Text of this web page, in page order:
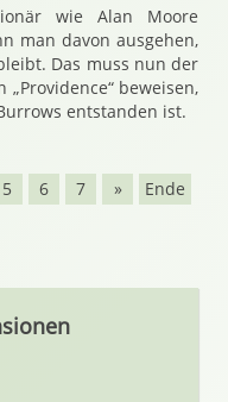
wie Alan Moore
man davon ausgehen,
Das muss nun der
beweisen,
entstanden ist.
5 6 7 » Ende